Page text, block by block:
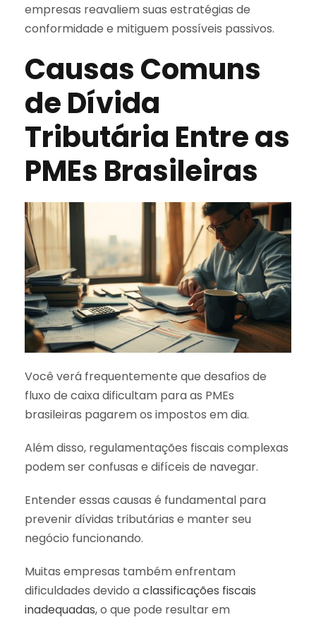
empresas reavaliem suas estratégias de
conformidade e mitiguem possíveis passivos.
Causas Comuns
de Dívida
Tributária Entre as
PMEs Brasileiras
Você verá frequentemente que desafios de
fluxo de caixa dificultam para as PMEs
brasileiras pagarem os impostos em dia.
Além disso, regulamentações fiscais complexas
podem ser confusas e difíceis de navegar.
Entender essas causas é fundamental para
prevenir dívidas tributárias e manter seu
negócio funcionando.
Muitas empresas também enfrentam
dificuldades devido aclassificações fiscais
inadequadas, o que pode resultar em